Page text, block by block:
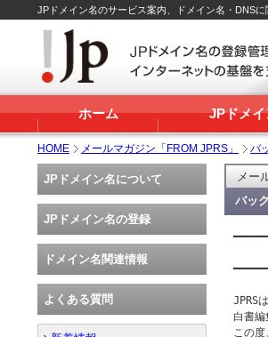
JPドメイン名のサービス案内、ドメイン名・DNS
ホーム JPドメ
HOME メールマガジン「FROM JPRS」 バ
メー
バッ
JPRS
白書
この
JPドメイン名について
JPドメイン名の登録
ドメイン名関連情報
よくある質問